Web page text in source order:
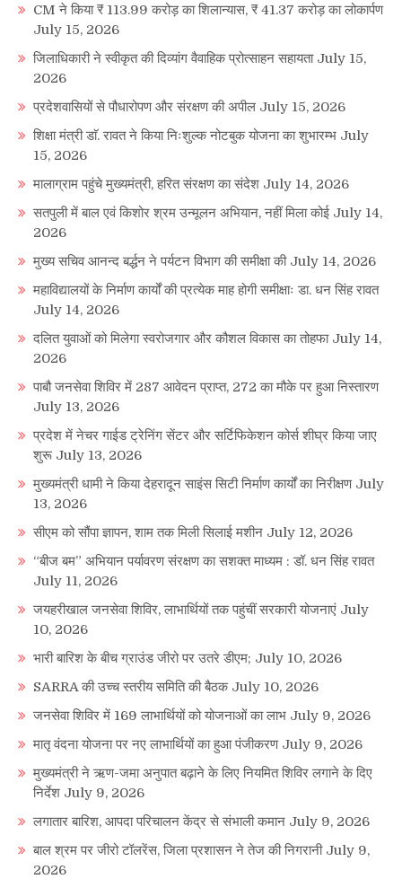
CM ने किया ₹ 113.99 करोड़ का शिलान्यास, ₹ 41.37 करोड़ का लोकार्पण
July 15, 2026
जिलाधिकारी ने स्वीकृत की दिव्यांग वैवाहिक प्रोत्साहन सहायता July 15,
2026
प्रदेशवासियों से पौधारोपण और संरक्षण की अपील July 15, 2026
शिक्षा मंत्री डाॅ. रावत ने किया निःशुल्क नोटबुक योजना का शुभारम्भ July
15, 2026
मालाग्राम पहुंचे मुख्यमंत्री, हरित संरक्षण का संदेश July 14, 2026
सतपुली में बाल एवं किशोर श्रम उन्मूलन अभियान, नहीं मिला कोई July 14,
2026
मुख्य सचिव आनन्द बर्द्धन ने पर्यटन विभाग की समीक्षा की July 14, 2026
महाविद्यालयों के निर्माण कार्यों की प्रत्येक माह होगी समीक्षाः डा. धन सिंह रावत
July 14, 2026
दलित युवाओं को मिलेगा स्वरोजगार और कौशल विकास का तोहफा July 14,
2026
पाबौ जनसेवा शिविर में 287 आवेदन प्राप्त, 272 का मौके पर हुआ निस्तारण
July 13, 2026
प्रदेश में नेचर गाईड ट्रेनिंग सेंटर और सर्टिफिकेशन कोर्स शीघ्र किया जाए
शुरू July 13, 2026
मुख्यमंत्री धामी ने किया देहरादून साइंस सिटी निर्माण कार्यों का निरीक्षण July
13, 2026
सीएम को सौंपा ज्ञापन, शाम तक मिली सिलाई मशीन July 12, 2026
“बीज बम” अभियान पर्यावरण संरक्षण का सशक्त माध्यम : डॉ. धन सिंह रावत
July 11, 2026
जयहरीखाल जनसेवा शिविर, लाभार्थियों तक पहुंचीं सरकारी योजनाएं July
10, 2026
भारी बारिश के बीच ग्राउंड जीरो पर उतरे डीएम; July 10, 2026
SARRA की उच्च स्तरीय समिति की बैठक July 10, 2026
जनसेवा शिविर में 169 लाभार्थियों को योजनाओं का लाभ July 9, 2026
मातृ वंदना योजना पर नए लाभार्थियों का हुआ पंजीकरण July 9, 2026
मुख्यमंत्री ने ऋण-जमा अनुपात बढ़ाने के लिए नियमित शिविर लगाने के दिए
निर्देश July 9, 2026
लगातार बारिश, आपदा परिचालन केंद्र से संभाली कमान July 9, 2026
बाल श्रम पर जीरो टॉलरेंस, जिला प्रशासन ने तेज की निगरानी July 9,
2026